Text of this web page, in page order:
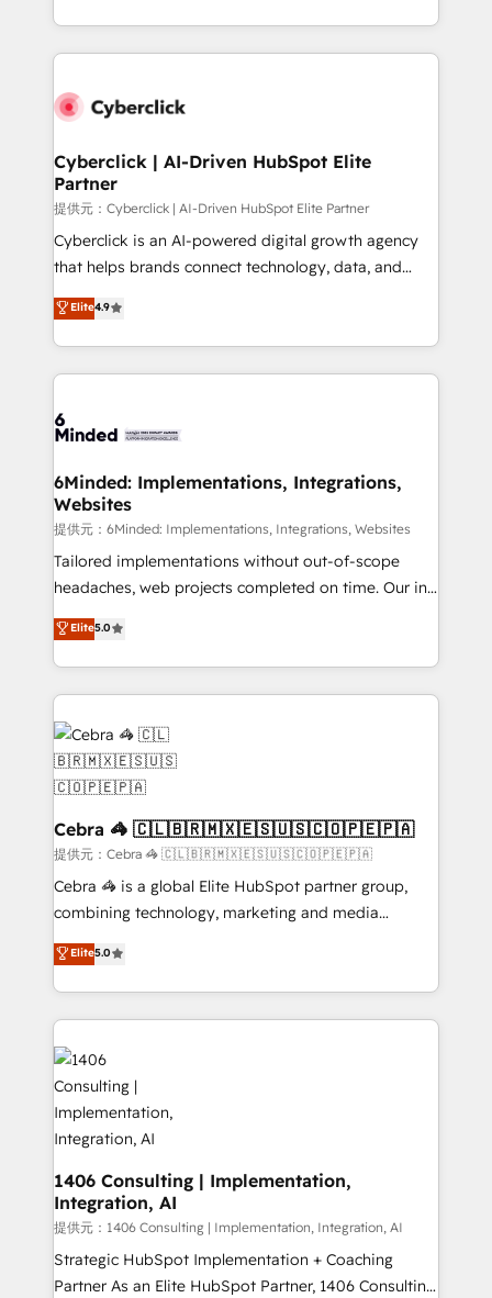
America. From casual user to super fan: make
Canada, we’ve delivered thousands of successful
HubSpot projects for mid-market and enterprise
combine HubSpot, data, and AI to design connected
and technology for predictable, scalable revenue
growth. Our expertise spans RevOps, CRM and data
architecture, AI enablement, and strategic marketing,
delivered through our proprietary FLAIR framework
for responsible AI adoption. As a HubSpot Elite
we blend strategy, creativity, and technology to help
organisations scale smarter and grow stronger.
Cyberclick | AI-Driven HubSpot Elite
Partner
提供元：Cyberclick | AI-Driven HubSpot Elite Partner
Cyberclick is an AI-powered digital growth agency
that helps brands connect technology, data, and
creativity to achieve measurable results. Founded in
Barcelona and operating across Spain, LATAM, and
the UK, we support global companies in building
smarter marketing, sales, and customer success
Iberia (Spain & Portugal), we combine human insight
growth. Our multidisciplinary team designs solutions
that simplify complexity, boost performance, and
turn innovation into real impact. 🌍 Highlights •
HubSpot Partner since 2012 • 2022 EMEA Impact
Award: Best Integration • 150+ successful HubSpot
technology for integrations • Multilingual team:
English, Spanish, Portuguese & Italian 👉 Grow
Elite4.9
6Minded: Implementations, Integrations,
Websites
提供元：6Minded: Implementations, Integrations, Websites
Tailored implementations without out-of-scope
headaches, web projects completed on time. Our in-
house team of certified CRM architects, experts,
developers, designers, and marketers handles all
aspects of your HubSpot. ✨ 400+ global clients ✨
100+ seamless migrations from 15+ different CRMs
✨ 100,000+ hours in HubSpot projects, 75+ full Hub
implementations, and 5,000+ pages ✨ CS: Clients
generating 7-digit MRR from inbound campaigns ✨
CS: 245% organic growth & +751% new visitors for a
full-funnel HubSpot project ✨ CS: 415% conversion
boost with a new HubSpot site Recognized leaders:
🏆 HubSpot Platform Migration Impact Award 🏆
Clutch HubSpot Global Leader 🏆 Finalist: HubSpot
Award for Best Website 🌟 Accreditations: CRM
Implementation, HubSpot Content Experience, CRM
Elite5.0
Cebra 🦓 🇨🇱🇧🇷🇲🇽🇪🇸🇺🇸🇨🇴🇵🇪🇵🇦
提供元：Cebra 🦓 🇨🇱🇧🇷🇲🇽🇪🇸🇺🇸🇨🇴🇵🇪🇵🇦
Cebra 🦓 is a global Elite HubSpot partner group,
combining technology, marketing and media
expertise across Latin America and Southern
Europe, with teams across 7 countries. Born in Chile,
we combine local insight with international reach to
help businesses grow through technology, creativity,
AI and strategy. For over 12 years, we’ve delivered
500+ HubSpot implementations, building end-to-
end solutions that integrate CRM, AI automation,
inbound and loop marketing, content, and digital
creativity. Our multicultural team works in Spanish,
Portuguese, and English to design scalable strategies
that drive measurable growth. 🌎 Highlights: • 10+
years as a HubSpot partner. • 2023 Impact Awards:
Platform Migration Excellence. • Top 3 Partner of the
Year LATAM 2022, 2023, 2024, 2025. • Partner of the
Elite5.0
1406 Consulting | Implementation,
Integration, AI
提供元：1406 Consulting | Implementation, Integration, AI
Strategic HubSpot Implementation + Coaching
Partner As an Elite HubSpot Partner, 1406 Consulting